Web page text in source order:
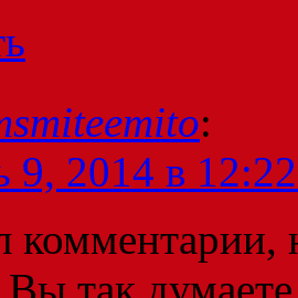
:
9, 2014 в
комментарии,